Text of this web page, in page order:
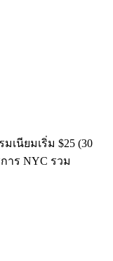
เนียมเริ่ม $25 (30
าร NYC รวม